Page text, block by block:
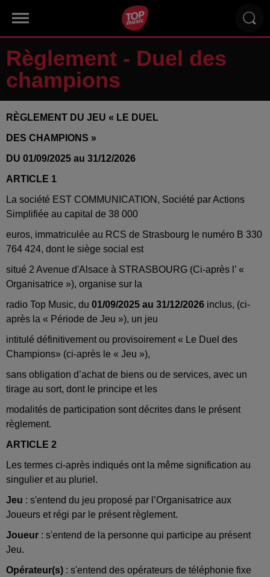
Règlement - Duel des
champions
RÈGLEMENT DU JEU « LE DUEL
DES CHAMPIONS »
DU 01/09/2025 au 31/12/2026
ARTICLE 1
La société EST COMMUNICATION, Société par Actions
Simplifiée au capital de 38 000
euros, immatriculée au RCS de Strasbourg le numéro B 330
764 424, dont le siège social est
situé 2 Avenue d'Alsace à STRASBOURG (Ci-après l’ «
Organisatrice »), organise sur la
radio Top Music, du 01/09/2025 au 31/12/2026 inclus, (ci-
après la « Période de Jeu »), un jeu
intitulé définitivement ou provisoirement « Le Duel des
Champions» (ci-après le « Jeu »),
sans obligation d’achat de biens ou de services, avec un
tirage au sort, dont le principe et les
modalités de participation sont décrites dans le présent
règlement.
ARTICLE 2
Les termes ci-après indiqués ont la même signification au
singulier et au pluriel.
Jeu : s'entend du jeu proposé par l’Organisatrice aux
Joueurs et régi par le présent règlement.
Joueur : s'entend de la personne qui participe au présent
Jeu.
Opérateur(s) : s'entend des opérateurs de téléphonie fixe